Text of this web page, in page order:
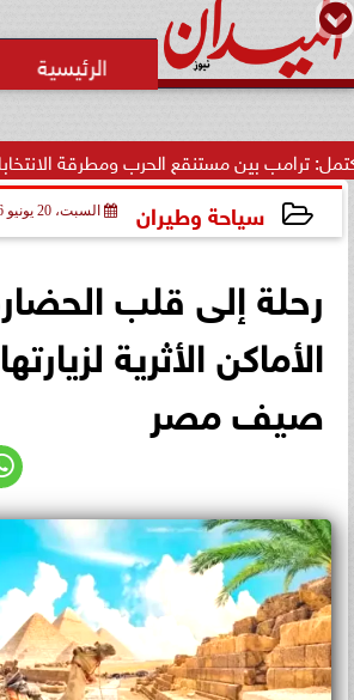
محمد ومطرقة الانتخابات
سياحة وطيران السبت، 20 يونيو 2026
رحلة إلى قلب
الأماكن الأثرية
صيف مصر
تصفية
نادي الشيخ